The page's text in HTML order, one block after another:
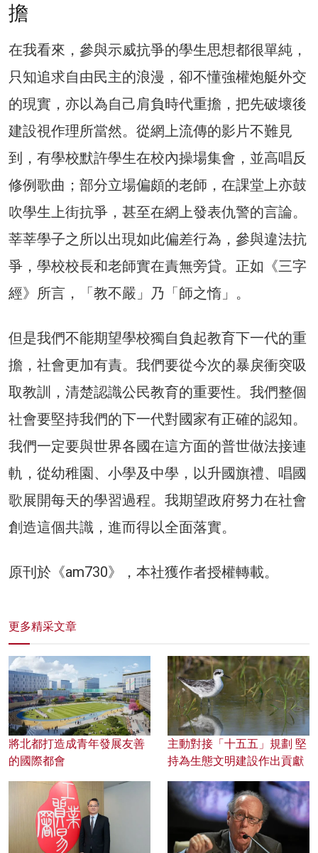
擔
在我看來，參與示威抗爭的學生思想都很單純，
只知追求自由民主的浪漫，卻不懂強權炮艇外交
的現實，亦以為自己肩負時代重擔，把先破壞後
建設視作理所當然。從網上流傳的影片不難見
到，有學校默許學生在校內操場集會，並高唱反
修例歌曲；部分立場偏頗的老師，在課堂上亦鼓
吹學生上街抗爭，甚至在網上發表仇警的言論。
莘莘學子之所以出現如此偏差行為，參與違法抗
爭，學校校長和老師實在責無旁貸。正如《三字
經》所言，「教不嚴」乃「師之惰」。
但是我們不能期望學校獨自負起教育下一代的重
擔，社會更加有責。我們要從今次的暴戾衝突吸
取教訓，清楚認識公民教育的重要性。我們整個
社會要堅持我們的下一代對國家有正確的認知。
我們一定要與世界各國在這方面的普世做法接連
軌，從幼稚園、小學及中學，以升國旗禮、唱國
歌展開每天的學習過程。我期望政府努力在社會
創造這個共識，進而得以全面落實。
原刊於《am730》，本社獲作者授權轉載。
更多精采文章
將北都打造成青年發展友善
的國際都會
主動對接「十五五」規劃 堅
持為生態文明建設作出貢獻